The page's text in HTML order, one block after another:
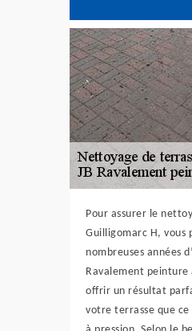
Pour assurer le
Guilligomarc H, vous
nombreuses années
Ravalement peinture
offrir un résultat
votre terrasse que